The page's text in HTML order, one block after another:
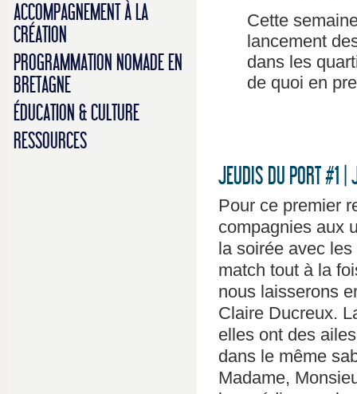
ACCOMPAGNEMENT À LA
CRÉATION
PROGRAMMATION NOMADE EN
BRETAGNE
ÉDUCATION & CULTURE
RESSOURCES
Cette
lancement
dans les
de quoi en
JEUDIS DU PORT #1 |
Pour ce premier
compagnies aux
la soirée avec
match tout à la
nous laisserons
Claire Ducreux.
elles ont des
dans le même
Madame,